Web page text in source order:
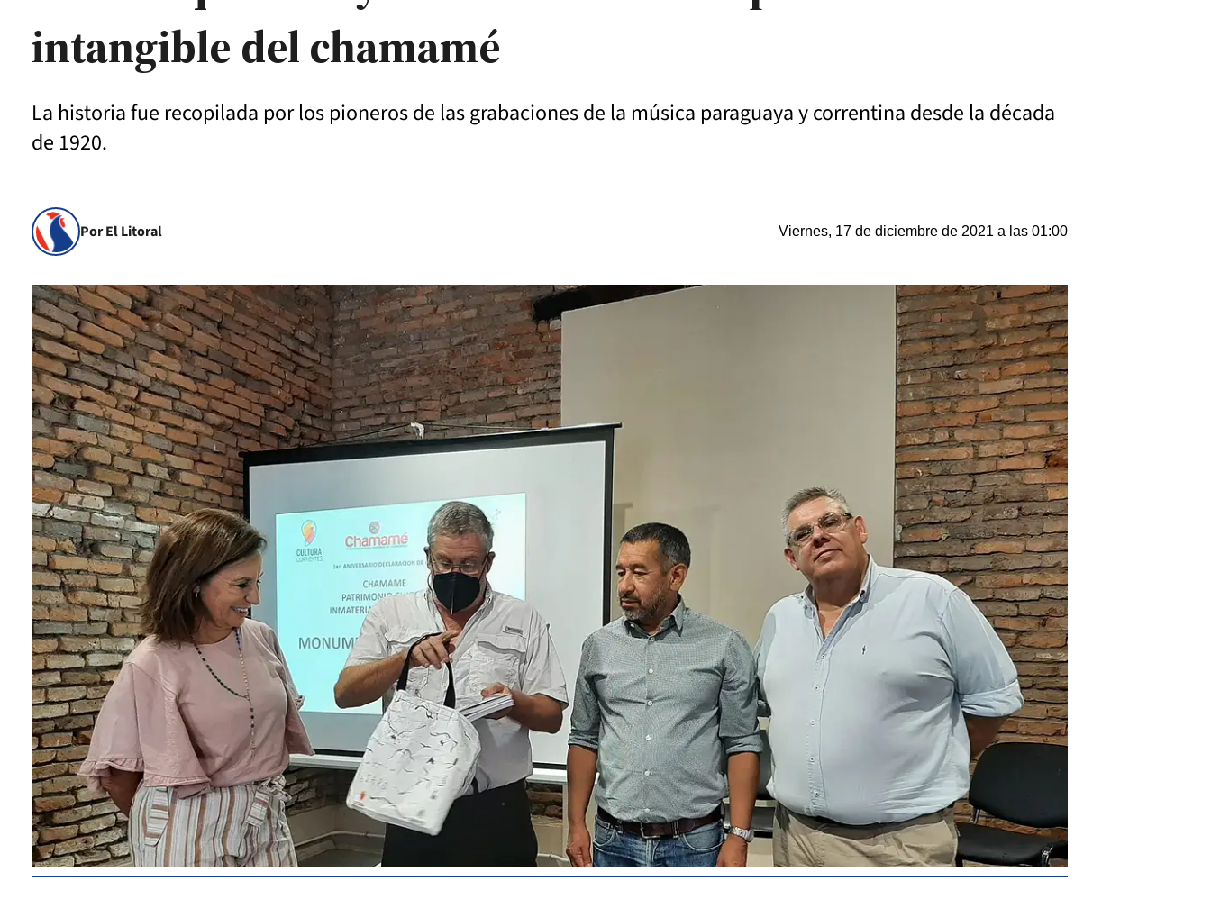
intangible del chamamé
La historia fue recopilada por los pioneros de las grabaciones de la música paraguaya y correntina desde la década
de 1920.
Por El Litoral Viernes, 17 de diciembre de 2021 a las 01:00